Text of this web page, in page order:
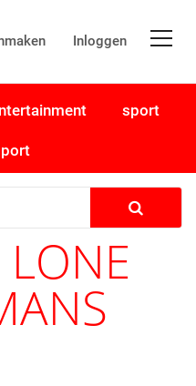
Inloggen
sport
LONE